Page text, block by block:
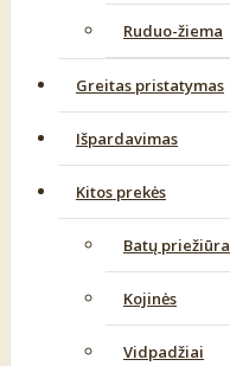
Ruduo-žiema
Greitas pristatymas
Išpardavimas
Kitos prekės
Batų priežiūra
Kojinės
Vidpadžiai